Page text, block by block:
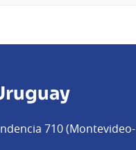
710 (Montevideo-